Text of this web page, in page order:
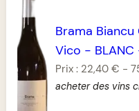
Brama Biancu
Vico - BLANC
Prix : 22,40 € -
acheter des vins